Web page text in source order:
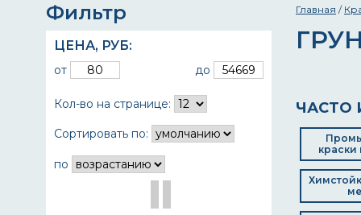
Фильтр
ЦЕНА, РУБ:
от до
Кол-во на странице:
Сортировать по:
по
Главная /
ЧАСТО
краски